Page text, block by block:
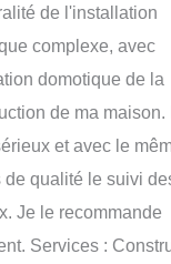
de l'installation
complexe, avec
domotique de la
de ma maison.
et avec le
de qualité le suivi
Je le recommande
Services :